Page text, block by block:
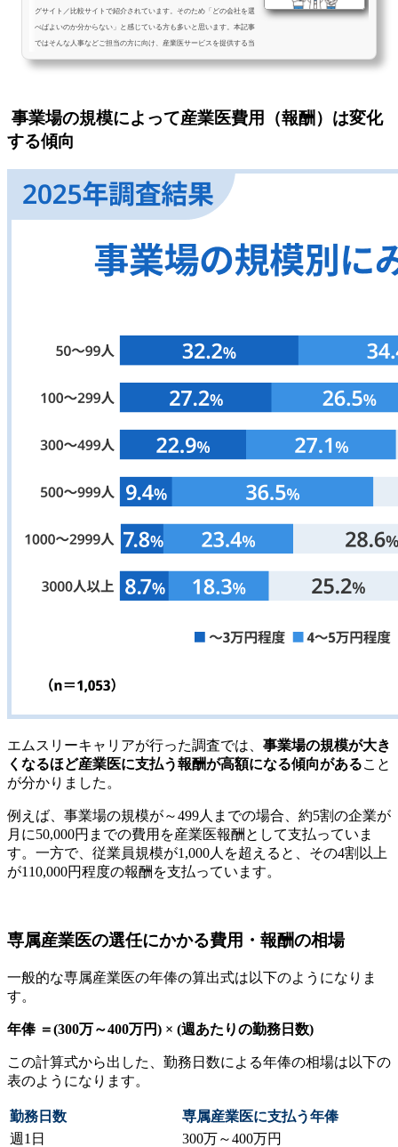
グサイト／比較サイトで紹介されています。そのため「どの会社を選
べばよいのか分からない」と感じている方も多いと思います。本記事
ではそんな人事などご担当の方に向け、産業医サービスを提供する当
社の立場から、比較する際の要点を5つにまとめています。ぜひ参考
任サービスはさまざまなものがありますが、いずれも同程度の価格帯
が...
事業場の規模によって産業医費用（報酬）は変化
する傾向
エムスリーキャリアが行った調査では、 事業場の規模が大き
くなるほど産業医に支払う報酬が高額になる傾向があること
が分かりました。
例えば、事業場の規模が～499人までの場合、約5割の企業が
月に50,000円までの費用を産業医報酬として支払っていま
す。 一方で、従業員規模が1,000人を超えると、その4割以上
が110,000円程度の報酬を支払っています。
専属産業医の選任にかかる費用・報酬の相場
一般的な専属産業医の年俸の算出式は以下のようになりま
す。
年俸 ＝(300万～400万円) × (週あたりの勤務日数)
この計算式から出した、勤務日数による年俸の相場は以下の
表のようになります。
勤務日数
専属産業医に支払う年俸
週1日
300万～400万円